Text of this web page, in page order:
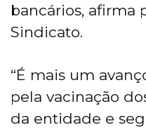
bancários, afirma
Sindicato.
“É mais um
pela vacinação
da entidade e